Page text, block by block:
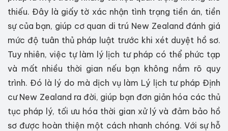
thiếu. Đây là giấy tờ xác nhận tình trạng tiền án, tiền
sự của bạn, giúp cơ quan di trú New Zealand đánh giá
mức độ tuân thủ pháp luật trước khi xét duyệt hồ sơ.
Tuy nhiên, việc tự làm lý lịch tư pháp có thể phức tạp
và mất nhiều thời gian nếu bạn không nắm rõ quy
trình. Đó là lý do mà dịch vụ làm Lý lịch tư pháp Định
cư New Zealand ra đời, giúp bạn đơn giản hóa các thủ
tục pháp lý, tối ưu hóa thời gian xử lý và đảm bảo hồ
sơ được hoàn thiện một cách nhanh chóng. Với sự hỗ